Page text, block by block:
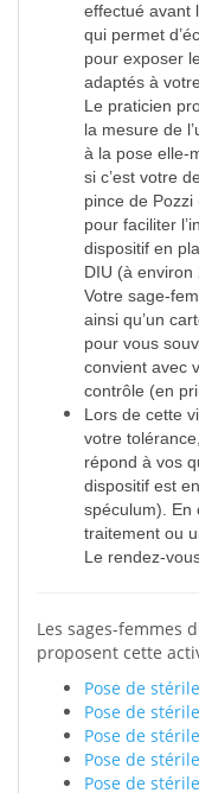
effectué avant
qui permet
pour exposer
adaptés à
Le praticien
la mesure de
à la pose elle-
si c’est votre
pince de
pour faciliter
dispositif en
DIU (à environ
Votre sage-
ainsi qu’un
pour vous
convient avec
contrôle (en
Lors de cette
votre
répond à vos
dispositif est
spéculum). En
traitement ou
Le rendez-
Les sages-femmes
proposent cette
Pose de
Pose de
Pose de
Pose de
Pose de